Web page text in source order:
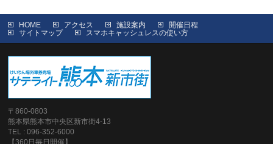
HOME アクセス 施設案内
開催日程
サイトマップ
スマホキャッシュレスの使い方
〒860-0803
熊本県熊本市中央区新市街4-13
TEL : 096-352-6000
【360日毎日開催】